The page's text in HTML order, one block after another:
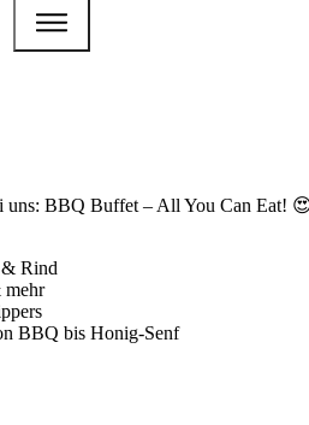
uns: BBQ Buffet – All You Can Eat!
Rind
mehr
BBQ bis Honig-Senf